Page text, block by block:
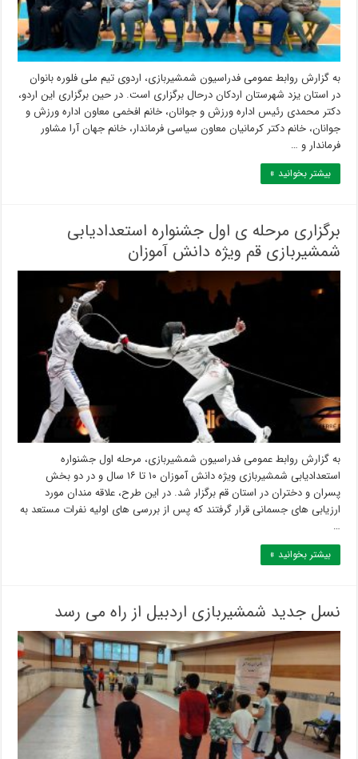
به گزارش روابط عمومی فدراسیون شمشیربازی، اردوی تیم ملی فلوره بانوان
در استان یزد شهرستان اردکان درحال برگزاری است. در حین برگزاری این اردو،
دکتر محمدی رئیس اداره ورزش و جوانان، خانم افخمی معاون اداره ورزش و
جوانان، خانم دکتر کرمانیان معاون سیاسی فرماندار، خانم جهان آرا مشاور
فرماندار و …
بیشتر بخوانید »
برگزاری مرحله ی اول جشنواره استعدادیابی
شمشیربازی قم ویژه دانش آموزان
به گزارش روابط عمومی فدراسیون شمشیربازی، مرحله اول جشنواره
استعدادیابی شمشیربازی ویژه دانش آموزان ۱۰ تا ۱۶ سال و در دو بخش
پسران و دختران در استان قم برگزار شد. در این طرح، علاقه مندان مورد
ارزیابی های جسمانی قرار گرفتند که پس از بررسی های اولیه نفرات مستعد به
…
بیشتر بخوانید »
نسل جدید شمشیربازی اردبیل از راه می رسد